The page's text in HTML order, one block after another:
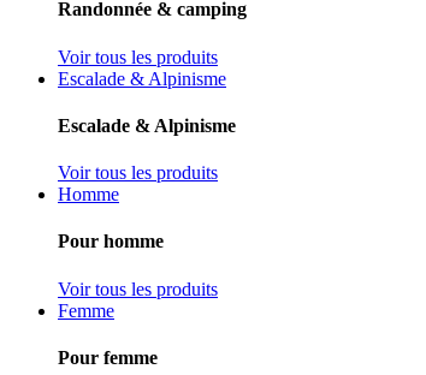
Randonnée & camping
Voir tous les produits
Escalade & Alpinisme
Escalade & Alpinisme
Voir tous les produits
Homme
Pour homme
Voir tous les produits
Femme
Pour femme